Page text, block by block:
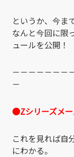
というか、今ま
なんと今回に限
ュールを公開！
－－－－－－－
－
●Zシリーズメ
これを見れば自
にわかる。